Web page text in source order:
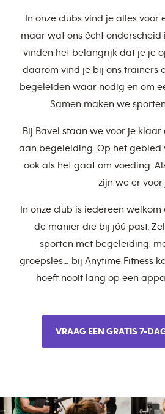
In onze clubs vind je alles voor
maar wat ons ècht onderscheid
vinden het belangrijk dat je je
daarom vind je bij ons trainers
begeleiden waar nodig en om
Samen maken we
Bij Bavel staan we voor je
aan begeleiding. Op het
ook als het gaat om voeding.
zijn we er voor
In onze club is iedereen
de manier die bij jóú past.
sporten met begeleiding,
groepsles… bij Anytime Fitness
hoeft nooit lang op een
VRAAG EEN GRATIS 7-